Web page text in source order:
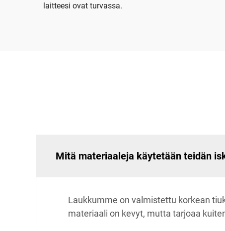
laitteesi ovat turvassa.
Mitä materiaaleja käytetään teidän
Laukkumme on valmistettu korkean
materiaali on kevyt, mutta tarjoaa